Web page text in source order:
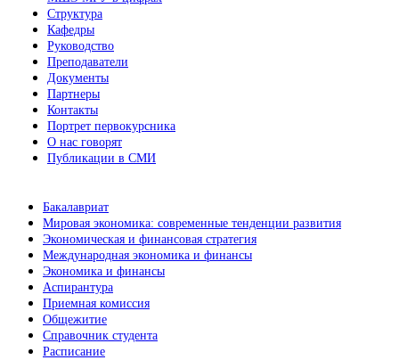
Структура
Кафедры
Руководство
Преподаватели
Документы
Партнеры
Контакты
Портрет первокурсника
О нас говорят
Публикации в СМИ
Бакалавриат
Мировая экономика: современные тенденции развития
Экономическая и финансовая стратегия
Международная экономика и финансы
Экономика и финансы
Аспирантура
Приемная комиссия
Общежитие
Справочник студента
Расписание